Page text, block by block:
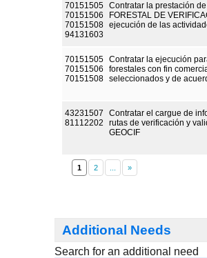
70151505
70151506
70151508
94131603
Contratar la prestación
FORESTAL DE
ejecución de las
70151505
70151506
70151508
Contratar la ejecución
forestales con fin
seleccionados y de
43231507
81112202
Contratar el cargue de
rutas de verificación y
GEOCIF
1
Additional Needs
Search for an additional need